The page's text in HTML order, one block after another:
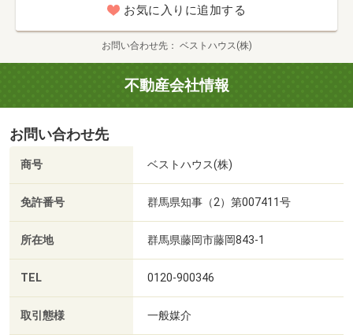
お気に入りに追加する
お問い合わせ先 ベストハウス(株)
不動産会社情報
お問い合わせ先
商号 ベストハウス(株)
免許番号 群馬県知事（2）第007411号
所在地 群馬県藤岡市藤岡843-1
TEL 0120-900346
取引態様 一般媒介